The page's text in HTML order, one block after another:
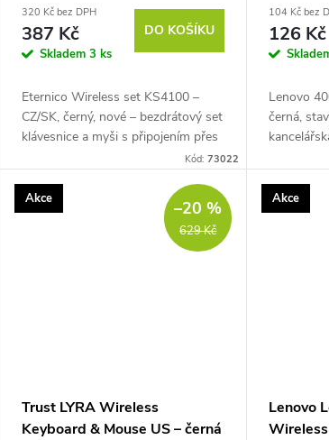
320 Kč bez DPH
387 Kč
Skladem 3 ks
DO KOŠÍKU
Eternico Wireless set KS4100 –
CZ/SK, černý, nové – bezdrátový set
klávesnice a myši s připojením přes
klávesami, tiché...
Kód:73022
104 Kč bez
126 Kč
Lenovo
černá,
GHz
klasické...
Akce
629 Kč
–20 %
Trust LYRA Wireless
Keyboard & Mouse US – černá
Akce
Lenovo